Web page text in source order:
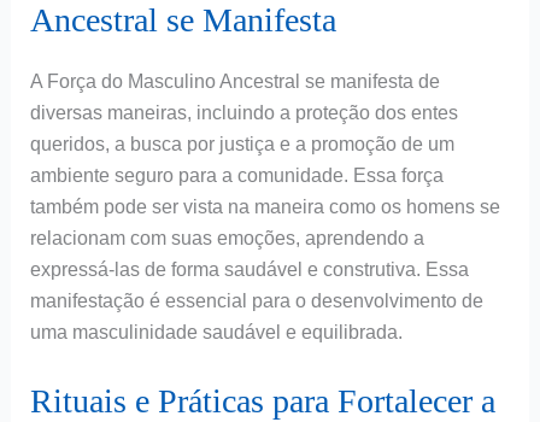
Ancestral se Manifesta
A Força do Masculino Ancestral se manifesta de
diversas maneiras, incluindo a proteção dos entes
queridos, a busca por justiça e a promoção de um
ambiente seguro para a comunidade. Essa força
também pode ser vista na maneira como os homens se
relacionam com suas emoções, aprendendo a
expressá-las de forma saudável e construtiva. Essa
manifestação é essencial para o desenvolvimento de
uma masculinidade saudável e equilibrada.
Rituais e Práticas para Fortalecer a